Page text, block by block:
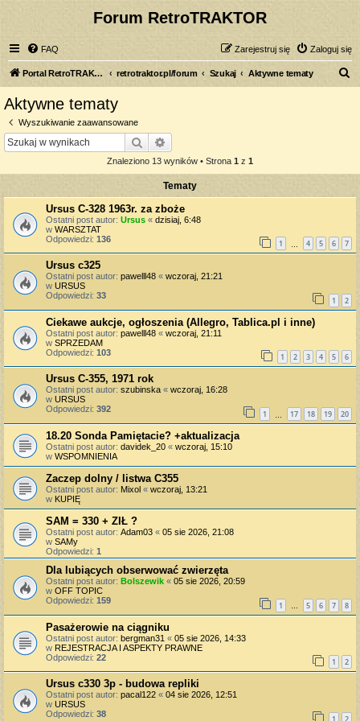
Forum RetroTRAKTOR
FAQ Zaloguj się
Zarejestruj się
Portal RetroTRAKTOR.pl retrotraktor.pl/forum Szukaj Aktywne tematy
Aktywne tematy
Wyszukiwanie zaawansowane
Szukaj
Znaleziono 13 wyników • Strona 1 z 1
Tematy
Ursus C-328 1963r. za zboże
Ostatni post autor: Ursus « dzisiaj, 6:48
w WARSZTAT
Odpowiedzi: 136 1 4 5 6 7
Ursus c325
Ostatni post autor: pawelll48 « wczoraj, 21:21
w URSUS
Odpowiedzi: 33 1 2
Ciekawe aukcje, ogłoszenia (Allegro, Tablica.pl i inne)
Ostatni post autor: pawelll48 « wczoraj, 21:11
w SPRZEDAM
Odpowiedzi: 103 1 2 3 4 5 6
Ursus C-355, 1971 rok
Ostatni post autor: szubinska « wczoraj, 16:28
w URSUS
Odpowiedzi: 392 1 17 18 19 20
18.20 Sonda Pamiętacie? +aktualizacja
Ostatni post autor: davidek_20 « wczoraj, 15:10
w WSPOMNIENIA
Zaczep dolny / listwa C355
Ostatni post autor: Mixol « wczoraj, 13:21
w KUPIĘ
SAM = 330 + ZIŁ ?
Ostatni post autor: Adam03 « 05 sie 2026, 21:08
w SAMy
Odpowiedzi: 1
Dla lubiących obserwować zwierzęta
Ostatni post autor: Bolszewik « 05 sie 2026, 20:59
w OFF TOPIC
Odpowiedzi: 159 1 … 5 6 7 8
Pasażerowie na ciągniku
Ostatni post autor: bergman31 « 05 sie 2026, 14:33
w REJESTRACJA I ASPEKTY PRAWNE
Odpowiedzi: 22 1 2
Ursus c330 3p - budowa repliki
Ostatni post autor: pacal122 « 04 sie 2026, 12:51
w URSUS
Odpowiedzi: 38